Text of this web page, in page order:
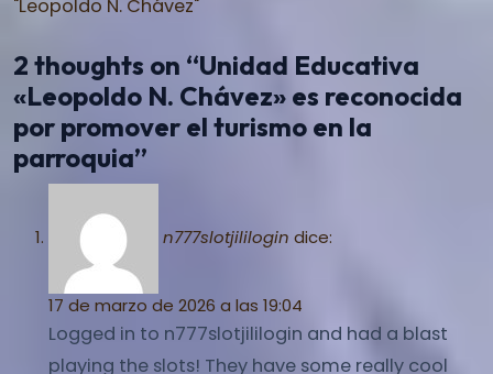
"Leopoldo N. Chávez"
2 thoughts on “Unidad Educativa
«Leopoldo N. Chávez» es reconocida
por promover el turismo en la
parroquia”
n777slotjililogin dice:
17 de marzo de 2026 a las 19:04
Logged in to n777slotjililogin and had a blast
playing the slots! They have some really cool